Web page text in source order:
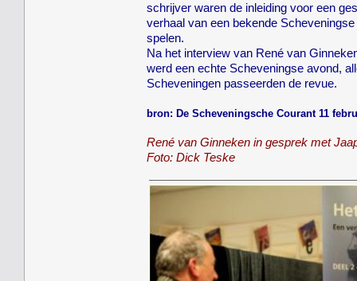
schrijver waren de inleiding voor een
verhaal van een bekende
spelen.
Na het interview van René van
werd een echte Scheveningse avond,
Scheveningen passeerden de revue.
bron: De Scheveningsche Courant 11
René van Ginneken in
Foto: Dick Teske